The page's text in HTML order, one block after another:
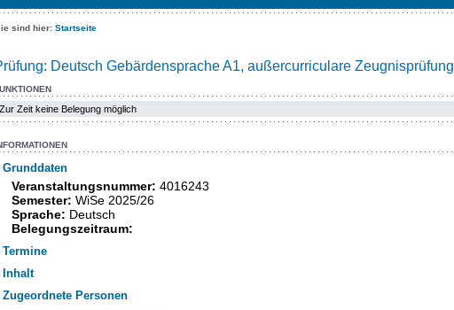
sind hier: Startseite
Deutsch Gebärdensprache A1, außercurriculare Zeugnisprüfung
Zur Zeit keine Belegung möglich
Grunddaten
Veranstaltungsnummer: 4016243
Semester: WiSe 2025/26
Sprache: Deutsch
Belegungszeitraum:
Termine
Inhalt
Zugeordnete Personen